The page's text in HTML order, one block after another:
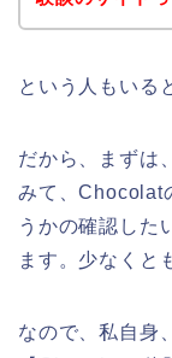
という人もいる
だから、まずは
みて、Chocolat
うかの確認した
ます。少なくと
なので、私自身